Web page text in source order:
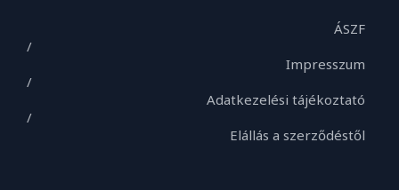
ÁSZF
/
Impresszum
/
Adatkezelési tájékoztató
/
Elállás a szerződéstől